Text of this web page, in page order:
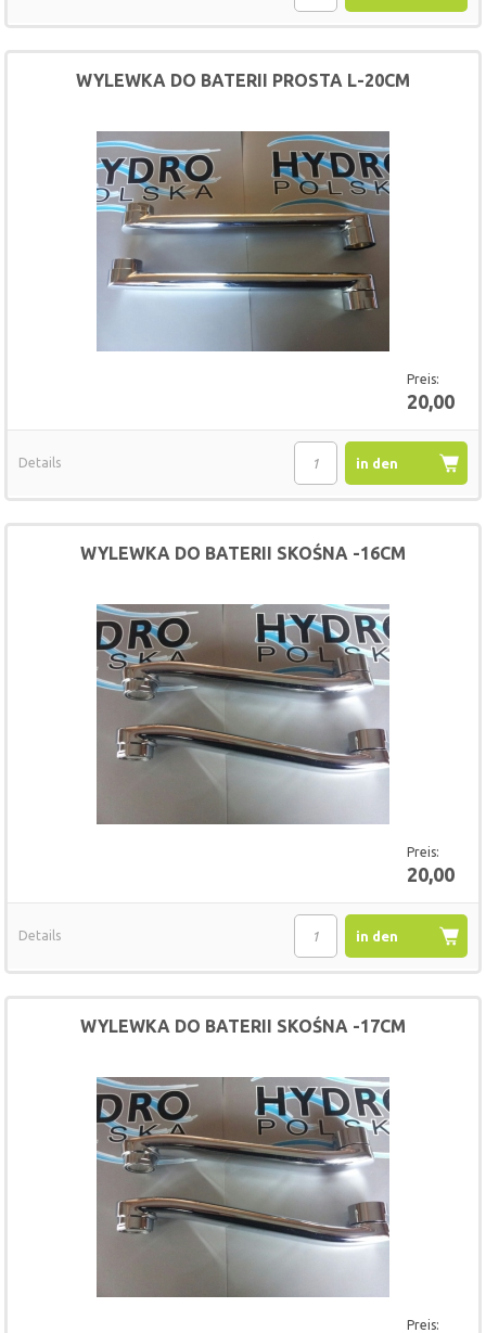
Preis:
20,00
WYLEWKA DO BATERII PROSTA L-20CM
in den
Details
Preis:
20,00
WYLEWKA DO BATERII SKOŚNA -16CM
in den
Details
Preis:
WYLEWKA DO BATERII SKOŚNA -17CM